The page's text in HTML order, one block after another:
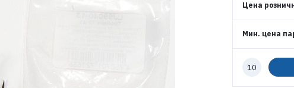
РЕГИСТРАЦИЯ РОЗНИЦА
Цена
Мин. цена
Количество